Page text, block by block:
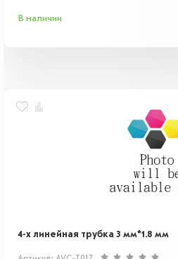
В наличии
4-х линейная трубка 3 мм*1.8 мм